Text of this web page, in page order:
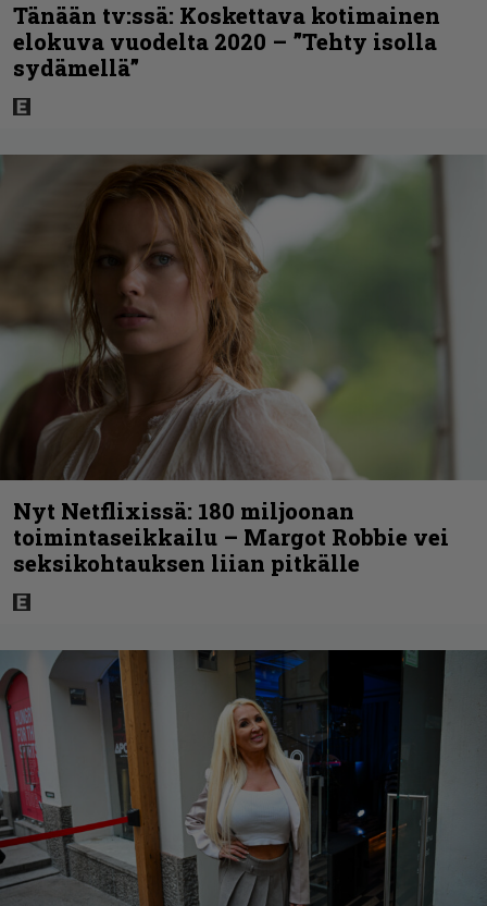
Tänään tv:ssä: Koskettava kotimainen
elokuva vuodelta 2020 – ”Tehty isolla
sydämellä”
Nyt Netflixissä: 180 miljoonan
toimintaseikkailu – Margot Robbie vei
seksikohtauksen liian pitkälle